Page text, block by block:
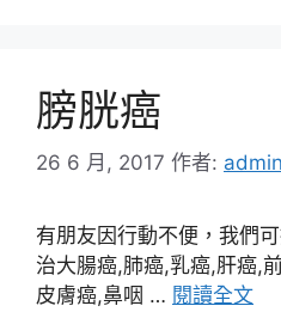
膀胱癌
26 6 月, 2017 作者: admin
有朋友因行動不便，我們
治大腸癌,肺癌,乳癌,肝癌,
皮膚癌,鼻咽 … 閱讀全文